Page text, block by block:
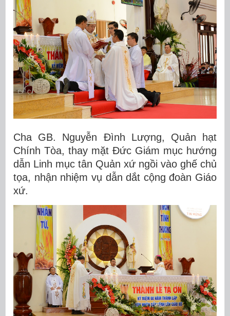
Cha GB. Nguyễn Đình Lượng, Quản hạt
Chính Tòa, thay mặt Đức Giám mục hướng
dẫn Linh mục tân Quản xứ ngồi vào ghế chủ
tọa, nhận nhiệm vụ dẫn dắt cộng đoàn Giáo
xứ.